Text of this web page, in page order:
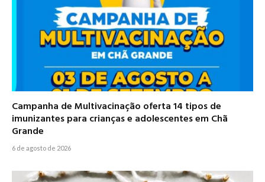
Campanha de Multivacinação oferta 14 tipos de
imunizantes para crianças e adolescentes em Chã
Grande
6 de agosto de 2026